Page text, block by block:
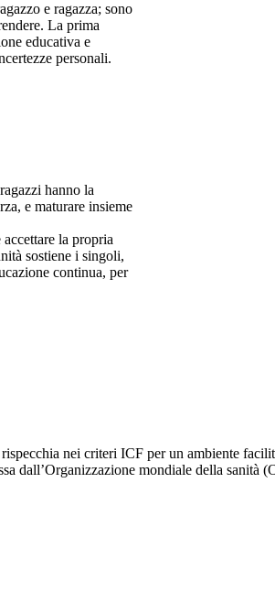
e ragazza; sono
La prima
educativa e
personali.
hanno la
e maturare insieme
la propria
sostiene i singoli,
continua, per
nei criteri ICF per un ambiente
dall’Organizzazione mondiale della sanità